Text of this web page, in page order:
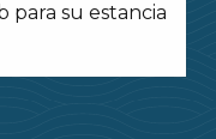
para su estancia